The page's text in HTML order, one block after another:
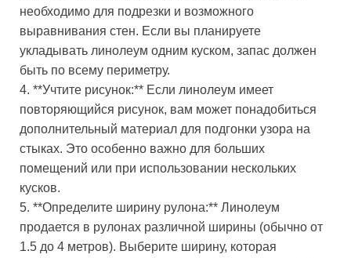
необходимо для подрезки и возможного
выравнивания стен. Если вы планируете
укладывать линолеум одним куском, запас должен
быть по всему периметру.
4. **Учтите рисунок:** Если линолеум имеет
повторяющийся рисунок, вам может понадобиться
дополнительный материал для подгонки узора на
стыках. Это особенно важно для больших
помещений или при использовании нескольких
кусков.
5. **Определите ширину рулона:** Линолеум
продается в рулонах различной ширины (обычно от
1.5 до 4 метров). Выберите ширину, которая